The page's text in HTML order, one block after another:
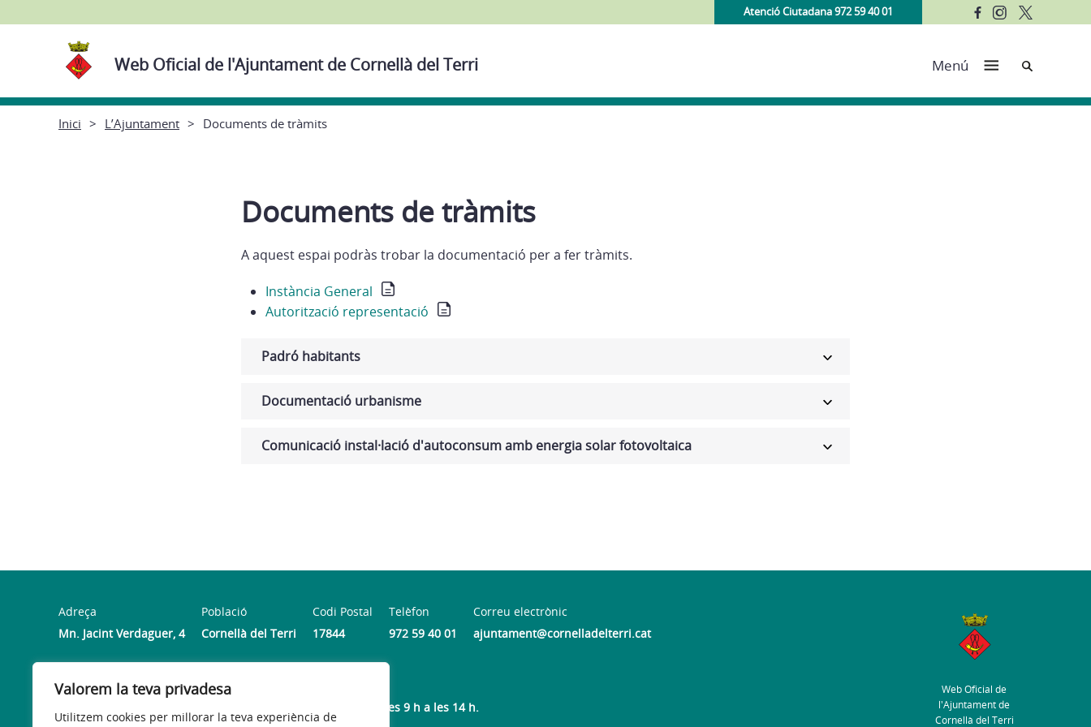
Valorem la teva privadesa
Utilitzem cookies per millorar la teva experiència de
Atenció Ciutadana 972 59 40 01
Web Oficial de l'Ajuntament de Cornellà del Terri Menú Cerca
Inici L’Ajuntament Documents de tràmits
Documents de tràmits
A aquest espai podràs trobar la documentació per a fer tràmits.
Instància General
Autorització representació
Padró habitants
Documentació urbanisme
Comunicació instal·lació d'autoconsum amb energia solar fotovoltaica
Adreça
Mn. Jacint Verdaguer, 4
Població
Cornellà del Terri
Codi Postal
17844
Telèfon
972 59 40 01
Correu electrònic
ajuntament@cornelladelterri.cat
Horari
Horari de registre de documents: de dilluns a divendres de les 9 h a les 14 h.
Web Oficial de
l'Ajuntament de
Cornellà del Terri